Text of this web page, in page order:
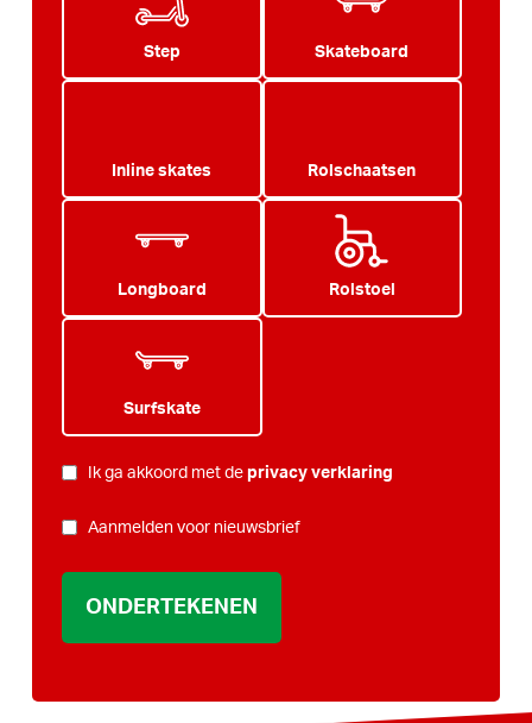
Step Skateboard
Inline skates Rolschaatsen
Longboard Rolstoel
Surfskate
PRIVACYIk ga akkoord met de privacy verklaring
NIEUWSBRIEF
Aanmelden voor nieuwsbrief